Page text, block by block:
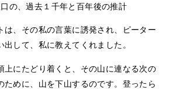
の、過去１千年と百年後の推計
は、その私の言葉に誘発され、ピーター
して、私に教えてくれました。
上にたどり着くと、その山に連なる次の
ために、山を下山するのです。登ったら